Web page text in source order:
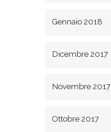
Gennaio 2018
Dicembre 2017
Novembre 2017
Ottobre 2017